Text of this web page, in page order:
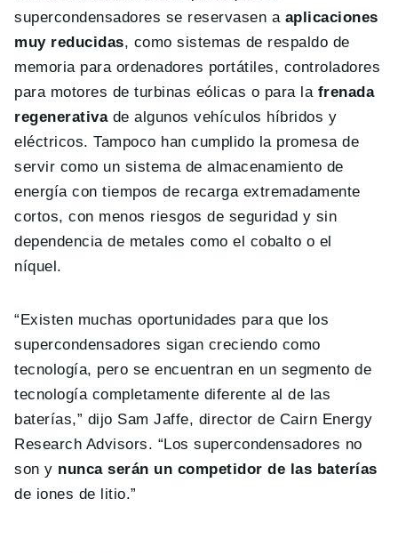
supercondensadores se reservasen a aplicaciones
muy reducidas, como sistemas de respaldo de
memoria para ordenadores portátiles, controladores
para motores de turbinas eólicas o para la frenada
regenerativade algunos vehículos híbridos y
eléctricos. Tampoco han cumplido la promesa de
servir como un sistema de almacenamiento de
energía con tiempos de recarga extremadamente
cortos, con menos riesgos de seguridad y sin
dependencia de metales como el cobalto o el
níquel.
“Existen muchas oportunidades para que los
supercondensadores sigan creciendo como
tecnología, pero se encuentran en un segmento de
tecnología completamente diferente al de las
baterías,” dijo Sam Jaffe, director de Cairn Energy
Research Advisors. “Los supercondensadores no
son y nunca serán un competidor de las baterías
de iones de litio.”